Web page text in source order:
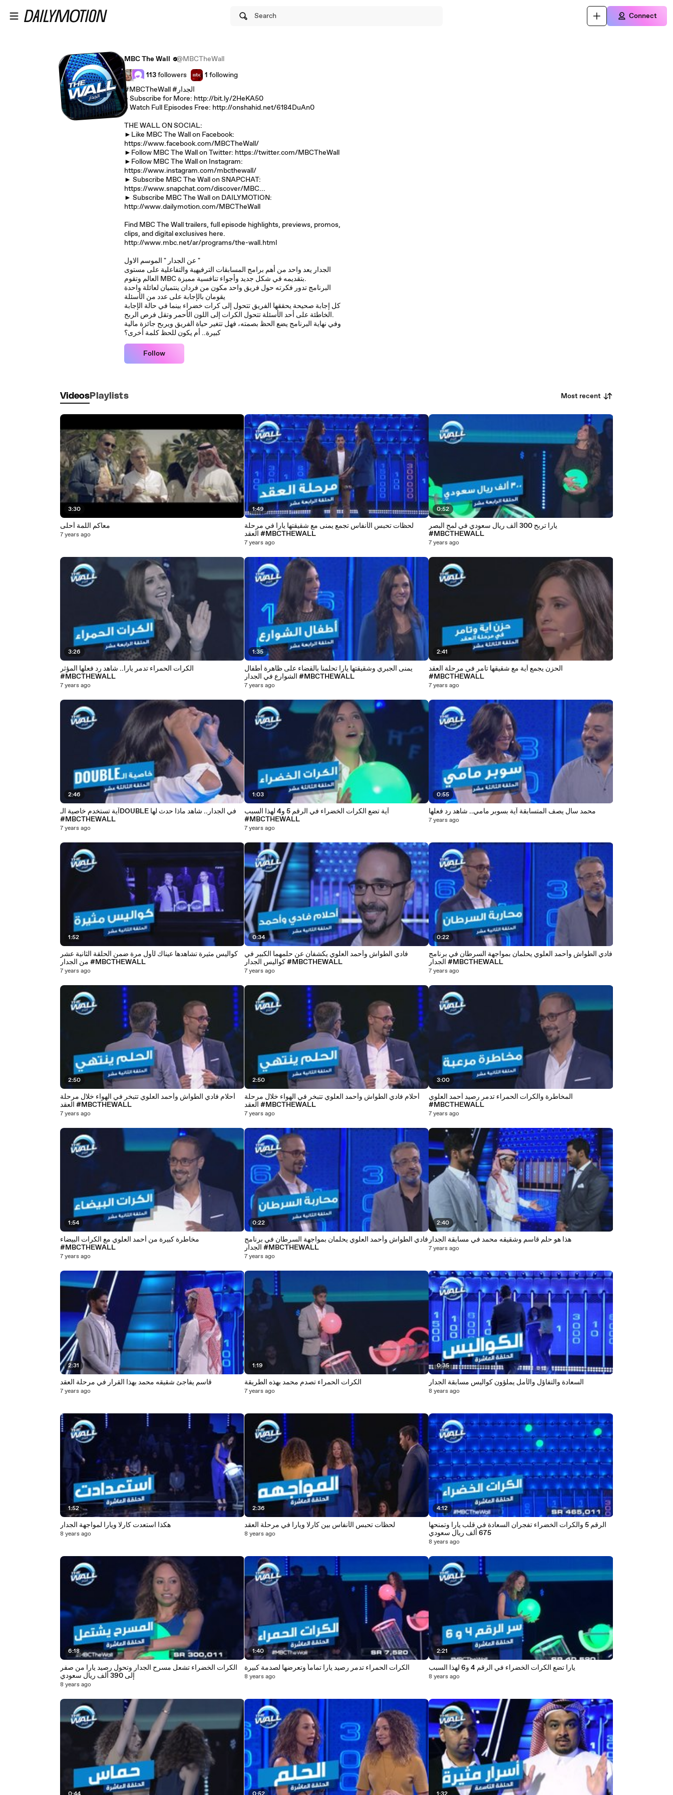
Search Connect
MBC The Wall
@MBCTheWall
113followers 1 following
#MBCTheWall #الجدار
» Subscribe for More: http://bit.ly/2HeKA50
» Watch Full Episodes Free: http://onshahid.net/6184DuAn0
THE WALL ON SOCIAL:
►Like MBC The Wall on Facebook:
https://www.facebook.com/MBCTheWall/
►Follow MBC The Wall on Twitter: https://twitter.com/MBCTheWall
►Follow MBC The Wall on Instagram:
https://www.instagram.com/mbcthewall/
► Subscribe MBC The Wall on SNAPCHAT:
https://www.snapchat.com/discover/MBC...
► Subscribe MBC The Wall on DAILYMOTION:
http://www.dailymotion.com/MBCTheWall
Find MBC The Wall trailers, full episode highlights, previews, promos,
clips, and digital exclusives here.
http://www.mbc.net/ar/programs/the-wall.html
عن الجدار " الموسم الاول "
الجدار يعد واحد من أهم برامج المسابقات الترفيهية والتفاعلية على مستوى
العالم وتقوم MBC بتقديمه في شكل جديد وأجواء تنافسية مميزة.
البرنامج تدور فكرته حول فريق واحد مكون من فردان ينتميان لعائلة واحدة
كل إجابة صحيحة يحققها الفريق تتحول إلى كرات خضراء بينما في حالة الإجابة
الخاطئة على أحد الأسئلة تتحول الكرات إلى اللون الأحمر وتقل فرص الربح.
وفي نهاية البرنامج يضع الحظ بصمته، فهل تتغير حياة الفريق ويربح جائزة مالية
كبيرة.. أم يكون للحظ كلمة أخرى؟
Follow
Videos Playlists Most recent
3:30
معاكم اللمة أحلى
7 years ago
3:26
الكرات الحمراء تدمر يارا.. شاهد رد فعلها المؤثر
#MBCTHEWALL
7 years ago
2:46
آية تستخدم خاصية الـDOUBLE في الجدار.. شاهد ماذا حدث لها
#MBCTHEWALL
7 years ago
1:52
كواليس مثيرة تشاهدها عيناك لأول مرة ضمن الحلقة الثانية عشر
من الجدار #MBCTHEWALL
7 years ago
2:50
أحلام فادي الطواش وأحمد العلوي تتبخر في الهواء خلال مرحلة
العقد #MBCTHEWALL
7 years ago
1:54
مخاطرة كبيرة من أحمد العلوي مع الكرات البيضاء
#MBCTHEWALL
7 years ago
2:31
قاسم يفاجئ شقيقه محمد بهذا القرار في مرحلة العقد
7 years ago
1:52
هكذا استعدت كارلا ويارا لمواجهة الجدار
8 years ago
6:18
الكرات الخضراء تشعل مسرح الجدار وتحول رصيد يارا من صفر
إلى 390 ألف ريال سعودي
8 years ago
1:49
لحظات تحبس الأنفاس تجمع يمنى مع شقيقتها يارا في مرحلة
العقد #MBCTHEWALL
7 years ago
1:35
يمنى الجبري وشقيقتها يارا تحلمنا بالقضاء على ظاهرة أطفال
الشوارع في الجدار #MBCTHEWALL
7 years ago
1:03
آية تضع الكرات الخضراء في الرقم 5 و4 لهذا السبب
#MBCTHEWALL
7 years ago
0:34
فادي الطواش وأحمد العلوي يكشفان عن حلمهما الكبير في
كواليس الجدار #MBCTHEWALL
7 years ago
2:50
أحلام فادي الطواش وأحمد العلوي تتبخر في الهواء خلال مرحلة
العقد #MBCTHEWALL
7 years ago
0:22
فادي الطواش وأحمد العلوي يحلمان بمواجهة السرطان في برنامج
الجدار #MBCTHEWALL
7 years ago
1:19
الكرات الحمراء تصدم محمد بهذه الطريقة
7 years ago
2:36
لحظات تحبس الأنفاس بين كارلا ويارا في مرحلة العقد
8 years ago
1:40
الكرات الحمراء تدمر رصيد يارا تماماً وتعرضها لصدمة كبيرة
8 years ago
0:52
يارا تربح 300 ألف ريال سعودي في لمح البصر
#MBCTHEWALL
7 years ago
2:41
الحزن يجمع آية مع شقيقها تامر في مرحلة العقد
#MBCTHEWALL
7 years ago
0:55
محمد سال يصف المتسابقة آية بسوبر مامي.. شاهد رد فعلها
7 years ago
0:22
فادي الطواش وأحمد العلوي يحلمان بمواجهة السرطان في برنامج
الجدار #MBCTHEWALL
7 years ago
3:00
المخاطرة والكرات الحمراء تدمر رصيد أحمد العلوي
#MBCTHEWALL
7 years ago
2:40
هذا هو حلم قاسم وشقيقه محمد في مسابقة الجدار
7 years ago
0:35
السعادة والتفاؤل والأمل يملؤون كواليس مسابقة الجدار
8 years ago
4:12
الرقم 5 والكرات الخضراء تفجران السعادة في قلب يارا وتمنحها
675 ألف ريال سعودي
8 years ago
2:21
يارا تضع الكرات الخضراء في الرقم 4 و6 لهذا السبب
8 years ago